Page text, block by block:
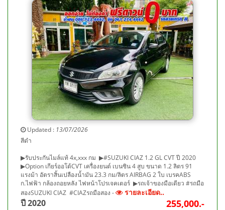
Updated : 13/07/2026
สีดำ
▶รับประกันไมล์แท้ 4x,xxx กม ▶#SUZUKI CIAZ 1.2 GL CVT ปี 2020
▶Option เกียร์ออโต้CVT เครื่องยนต์ เบนซิน 4 สูบ ขนาด 1.2 ลิตร 91
แรงม้า อัตราสิ้นเปลืองน้ำมัน 23.3 กม/ลิตร AIRBAG 2 ใบ เบรคABS
ก.ไฟฟ้า กล้องถอยหลัง ไฟหน้าโปรเจคเตอร์ ▶รถเจ้าของมือเดียว #รถมือ
สองSUZUKI CIAZ #CIAZรถมือสอง -
รายละเอียด..
ปี 2020 255,000.-